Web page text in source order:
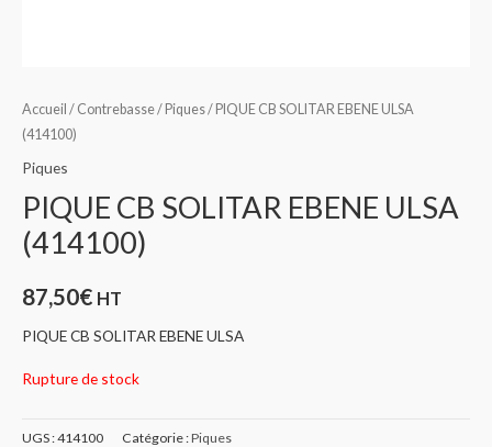
Accueil / Contrebasse/ Piques/ PIQUE CB SOLITAR EBENE ULSA
(414100)
Piques
PIQUE CB SOLITAR EBENE ULSA
(414100)
87,50€ HT
PIQUE CB SOLITAR EBENE ULSA
Rupture de stock
UGS :414100 Catégorie :Piques